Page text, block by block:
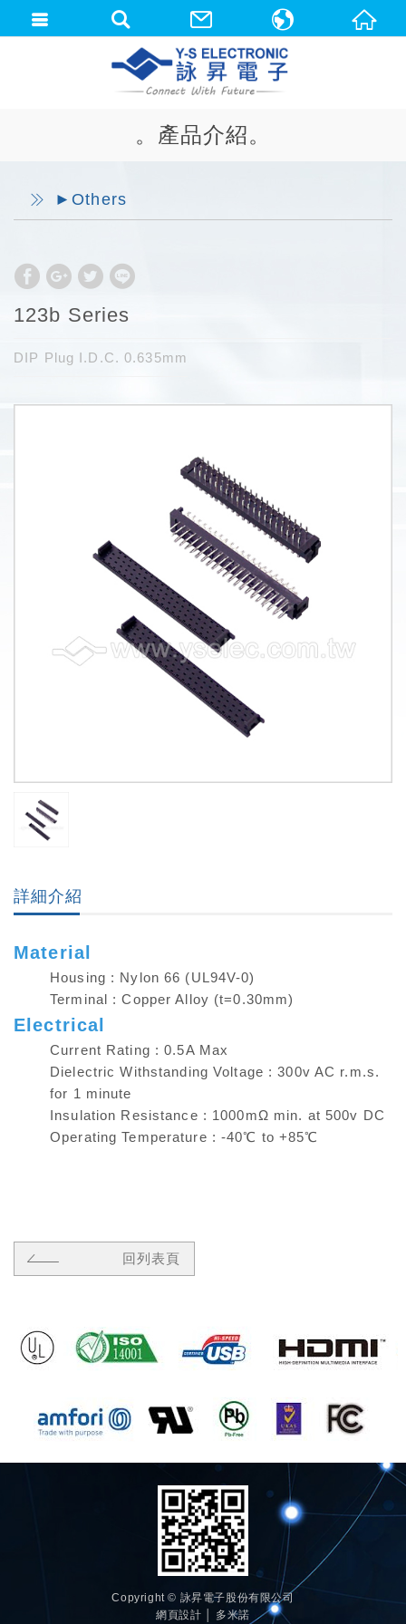
。產品介紹。
►Others
123b Series
DIP Plug I.D.C. 0.635mm
詳細介紹
Material
Housing : Nylon 66 (UL94V-0)
Terminal : Copper Alloy (t=0.30mm)
Electrical
Current Rating : 0.5A Max
Dielectric Withstanding Voltage : 300v AC r.m.s.
for 1 minute
Insulation Resistance : 1000mΩ min. at 500v DC
Operating Temperature : -40℃ to +85℃
回列表頁
Copyright © 詠昇電子股份有限公司
網頁設計 │ 多米諾
中文(繁體)
English